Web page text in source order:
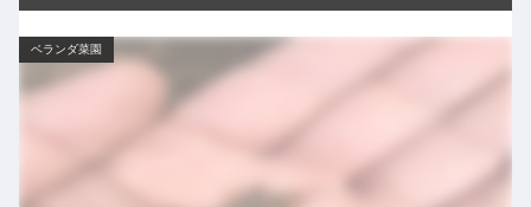
ベランダ菜園